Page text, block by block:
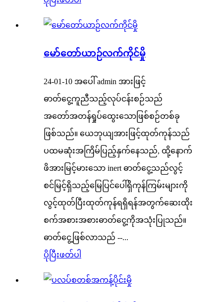
မော်တော်ယာဉ်လက်ကိုင်မှို
24-01-10 အပေါ် admin အားဖြင့်
ဓာတ်ငွေ့ကူညီသည့်လုပ်ငန်းစဉ်သည်
အတော်အတန်ရှုပ်ထွေးသောဖြစ်စဉ်တစ်ခု
ဖြစ်သည်။ ယေဘုယျအားဖြင့်ထုတ်ကုန်သည်
ပထမဆုံးအကြိမ်ပြည့်နှက်နေသည်, ထို့နောက်
ဖိအားမြင့်မားသော inert ဓာတ်ငွေ့သည်လွင့်
စင်မြင့်ရှိသည့်မြေပြင်ပေါ်ရှိကုန်ကြမ်းများကို
လွင့်ထုတ်ပြီးထုတ်ကုန်ရရှိရန်အတွက်ဆေးထိုး
စက်အစားအစားဓာတ်ငွေ့ကိုအသုံးပြုသည်။
ဓာတ်ငွေ့ဖြစ်လာသည် --...
ပိုပြီးဖတ်ပါ